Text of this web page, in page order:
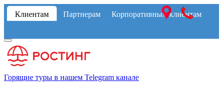
Клиентам Партнерам Корпоративным клиентам
Горящие туры в нашем Telegram канале